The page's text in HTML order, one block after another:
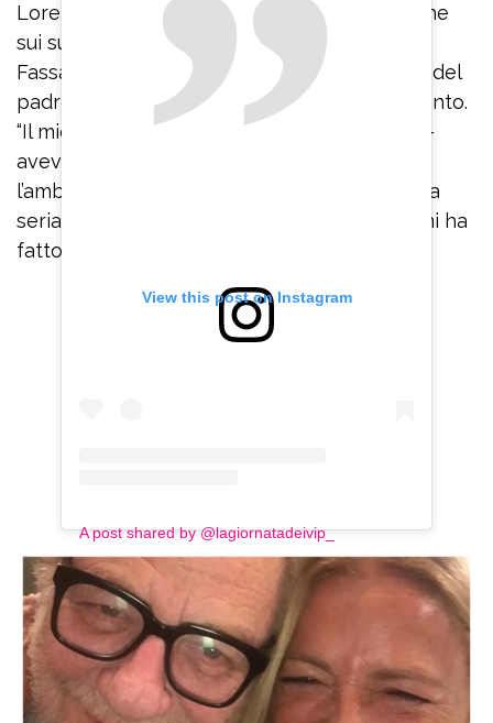
Lorella, una donna che aveva mostrato anche
sui suoi social. Flaminia, figlia di Antonello
Fassari, fa la personal chef e la professione del
padre non l’aveva mai entusiasmata più di tanto.
“Il mio lavoro non è mai piaciuto a mia figlia –
aveva confidato l’attore – non le piace
l’ambiente, non l’ha mai considerato una cosa
seria, e questo mi dispiace un po’. Tuttavia, mi ha
fatto i complimenti per ‘Romanzo criminale’”.
View this post on Instagram
A post shared by @lagiornatadeivip_